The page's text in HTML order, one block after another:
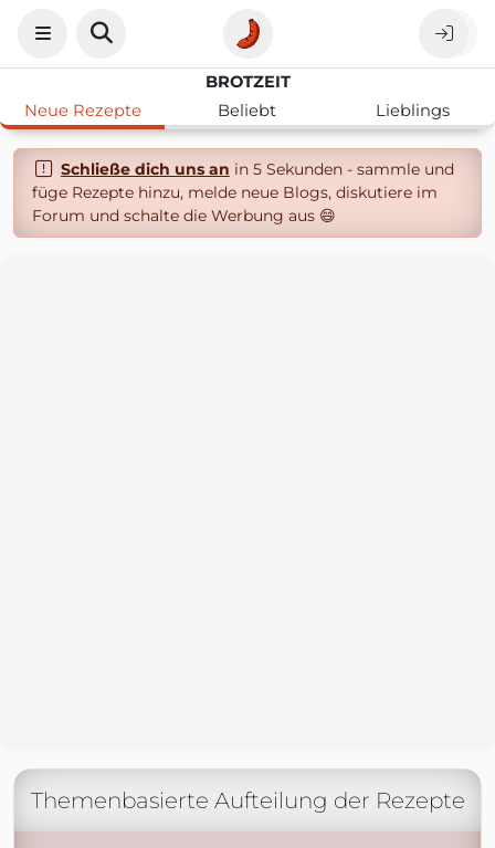
BROTZEIT
Neue Rezepte
Beliebt Lieblings
Schließe dich uns an in 5 Sekunden - sammle und
füge Rezepte hinzu, melde neue Blogs, diskutiere im
Forum und schalte die Werbung aus 😄
Themenbasierte Aufteilung der Rezepte